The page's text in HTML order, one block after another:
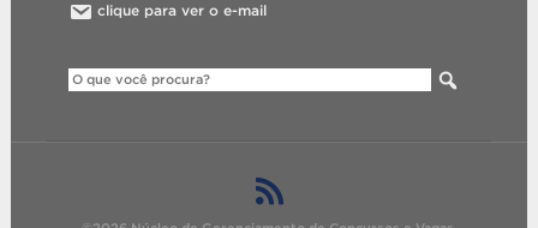
clique para ver o e-mail